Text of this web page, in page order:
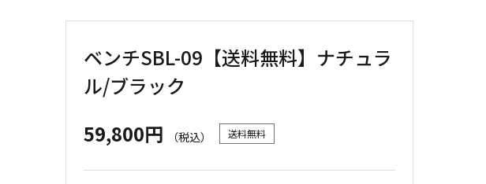
ベンチSBL-09【送料無料】ナチュラ
ル/ブラック
59,800円
（税込） 送料無料